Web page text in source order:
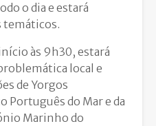
o dia e estará
temáticos.
às 9h30, estará
local e
de Yorgos
do Mar e da
Marinho do